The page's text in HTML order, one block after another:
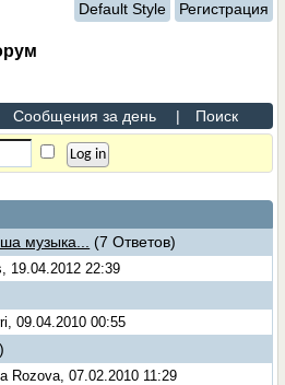
Default Style Регистрация
Сообщения за день | Поиск
музыка...
(7 Ответов)
19.04.2012 22:39
09.04.2010 00:55
Rozova, 07.02.2010 11:29